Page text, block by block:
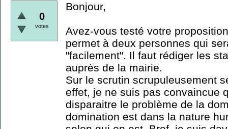
0
votes
Bonjour,
Avez-vous testé votre
permet à deux personnes qui
"facilement". Il faut rédiger les
auprès de la mairie.
Sur le scrutin scrupuleusement
effet, je ne suis pas convaincue
disparaitre le problème de la
domination est dans la nature